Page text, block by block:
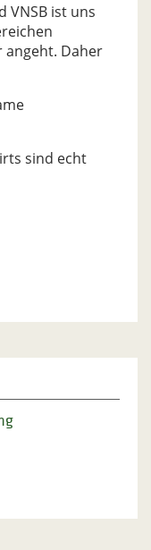
VNSB ist uns
angeht. Daher
sind echt